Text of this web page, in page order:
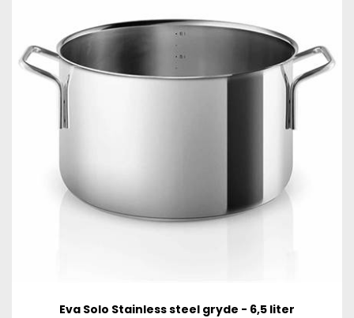
Eva Solo Stainless steel gryde - 6,5 liter